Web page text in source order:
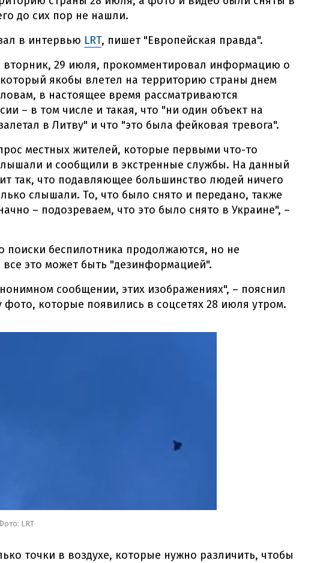
до сих пор не нашли.
в интервью LRT, пишет "Европейская правда".
вторник, 29 июля, прокомментировал информацию о
якобы влетел на территорию страны днем
в настоящее время рассматриваются
– в том числе и такая, что "ни один объект на
в Литву" и что "это была фейковая тревога".
местных жителей, которые первыми что-то
и сообщили в экстренные службы. На данный
так, что подавляющее большинство людей ничего
слышали. То, что было снято и передано, также
– подозреваем, что это было снято в Украине", –
поиски беспилотника продолжаются, но не
все это может быть "дезинформацией".
сообщении, этих изображениях", – пояснил
фото, которые появились в соцсетях 28 июля утром.
LRT
точки в воздухе, которые нужно различить, чтобы